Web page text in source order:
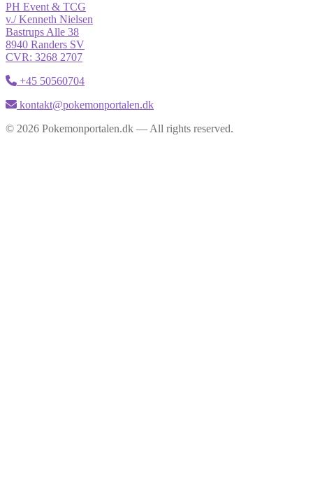
PH Event & TCG
v./ Kenneth Nielsen
Bastrups Alle 38
8940 Randers SV
CVR: 3268 2707
+45 50560704
kontakt@pokemonportalen.dk
© 2026 Pokemonportalen.dk — All rights reserved.